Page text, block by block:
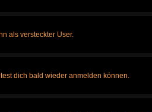
als versteckter User.
dich bald wieder anmelden können.